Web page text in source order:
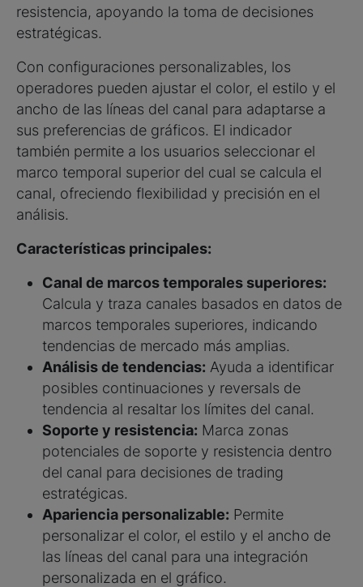
resistencia, apoyando la toma de decisiones
estratégicas.
Con configuraciones personalizables, los
operadores pueden ajustar el color, el estilo y el
ancho de las líneas del canal para adaptarse a
sus preferencias de gráficos. El indicador
también permite a los usuarios seleccionar el
marco temporal superior del cual se calcula el
canal, ofreciendo flexibilidad y precisión en el
análisis.
Características principales:
Canal de marcos temporales superiores:
Calcula y traza canales basados en datos de
marcos temporales superiores, indicando
tendencias de mercado más amplias.
Análisis de tendencias: Ayuda a identificar
posibles continuaciones y reversals de
tendencia al resaltar los límites del canal.
Soporte y resistencia: Marca zonas
potenciales de soporte y resistencia dentro
del canal para decisiones de trading
estratégicas.
Apariencia personalizable: Permite
personalizar el color, el estilo y el ancho de
las líneas del canal para una integración
personalizada en el gráfico.